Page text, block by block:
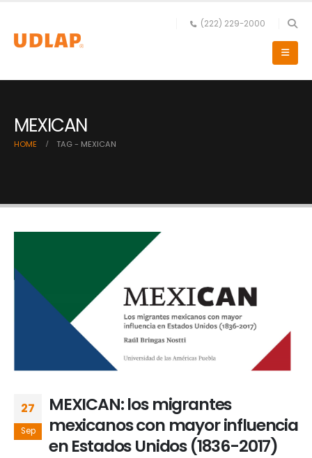
(222) 229-2000
MEXICAN
HOME TAG - MEXICAN
27
Sep
MEXICAN: los migrantes
mexicanos con mayor influencia
en Estados Unidos (1836-2017)